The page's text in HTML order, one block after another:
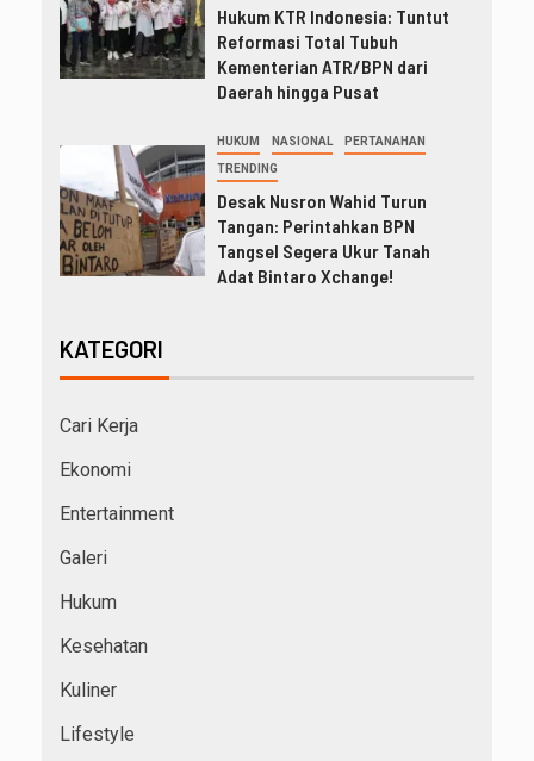
Hukum KTR Indonesia: Tuntut
Reformasi Total Tubuh
Kementerian ATR/BPN dari
Daerah hingga Pusat
HUKUM NASIONAL PERTANAHAN
TRENDING
Desak Nusron Wahid Turun
Tangan: Perintahkan BPN
Tangsel Segera Ukur Tanah
Adat Bintaro Xchange!
KATEGORI
Cari Kerja
Ekonomi
Entertainment
Galeri
Hukum
Kesehatan
Kuliner
Lifestyle